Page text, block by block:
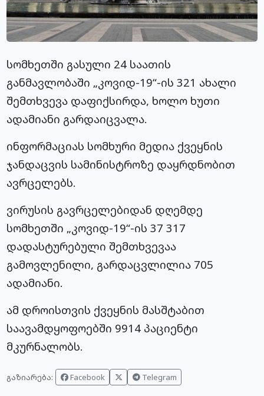
სომხეთში გასული 24 საათის
განმავლობაში „კოვიდ-19“-ის 321 ახალი
შემთხვევა დაფიქსირდა, ხოლო ხუთი
ადამიანი გარდაიცვალა.
ინფორმაციას სომხური მედია ქვეყნის
ჯანდაცვის სამინისტროზე დაყრდნობით
ავრცელებს.
ვირუსის გავრცელებიდან დღემდე
სომხეთში „კოვიდ-19“-ის 37 317
დადასტურებული შემთხვევაა
გამოვლენილი, გარდაცვლილია 705
ადამიანი.
ამ დროისთვის ქვეყნის მასშტაბით
საავამდყოფოებში 9914 პაციენტი
მკურნალობს.
გაზიარება: Facebook Telegram